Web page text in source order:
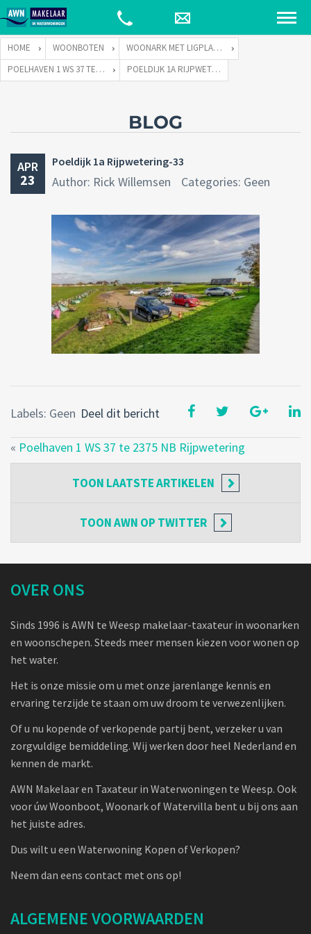
HOME WOONBOTEN
WOONARK MET LIGPLAATS
POELHAVEN 1 WS 37 TE 2375 NB RIJPWETERING
POELDIJK 1A RIJPWETERING-33
BLOG
APR
23
Poeldijk 1a Rijpwetering-33
Author: Rick Willemsen Categories: Geen
Deel dit bericht
Labels: Geen
« Poelhaven 1 WS 37 te 2375 NB Rijpwetering
TOON LAATSTE ARTIKELEN
TOONAWN OP TWITTER
OVER ONS
Sinds 1996 is AWN te Weesp makelaar-taxateur in woonarken
en woonschepen. Steeds meer mensen kiezen voor wonen op
het water.
Het is onze missie om u met onze jarenlange kennis en
ervaring terzijde te staan om uw droom te verwezenlijken.
Of u nu kopende of verkopende partij bent, verzeker u van
zorgvuldige bemiddeling. Wij werken door heel Nederland en
kennen de markt.
AWN Makelaar en Taxateur in Waterwoningen te Weesp. Ook
voor úw Woonboot, Woonark of Watervilla bent u bij ons aan
het juiste adres.
Dus wilt u een Waterwoning Kopen of Verkopen?
Neem dan eens contact met ons op!
ALGEMENE VOORWAARDEN